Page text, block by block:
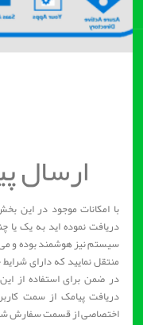
ارسال
با امکانات موجود در این
دریافت نموده اید به یک یا
سیستم نیز هوشمند بوده و می
منتقل نمایید که دارای
در ضمن برای استفاده از
دریافت پیامک از سمت
اختصاصی از قسمت سفارش